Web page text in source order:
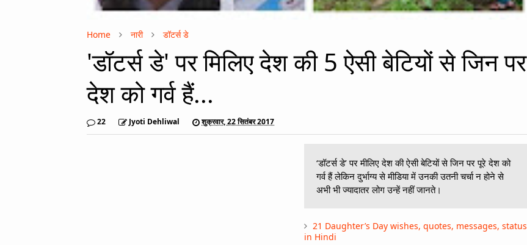
Home नारी डॉटर्स डे
'डॉटर्स डे' पर मिलिए देश की 5 ऐसी बेटियों से जिन पर
देश को गर्व हैं...
22 Jyoti Dehliwal शुक्रवार, 22 सितंबर 2017
‘डॉटर्स डे’ पर मीलिए देश की ऐसी बेटियों से जिन पर पूरे देश को
गर्व हैं लेकिन दुर्भाग्य से मीडिया में उनकी उतनी चर्चा न होने से
अभी भी ज्यादातर लोग उन्हें नहीं जानते।
21 Daughter’s Day wishes, quotes, messages, status
in Hindi